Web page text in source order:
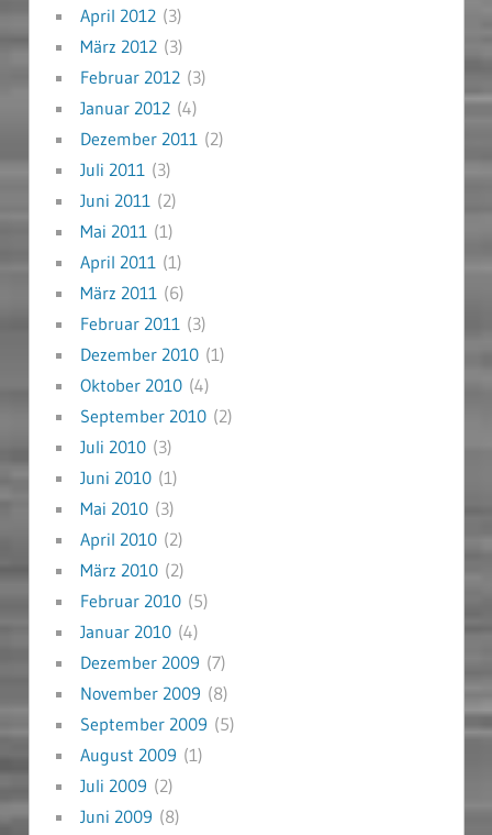
April 2012(3)
März 2012(3)
Februar 2012(3)
Januar 2012(4)
Dezember 2011(2)
Juli 2011(3)
Juni 2011(2)
Mai 2011(1)
April 2011(1)
März 2011(6)
Februar 2011(3)
Dezember 2010(1)
Oktober 2010(4)
September 2010(2)
Juli 2010(3)
Juni 2010(1)
Mai 2010(3)
April 2010(2)
März 2010(2)
Februar 2010(5)
Januar 2010(4)
Dezember 2009 (7)
November 2009 (8)
September 2009 (5)
August 2009 (1)
Juli 2009 (2)
Juni 2009 (8)